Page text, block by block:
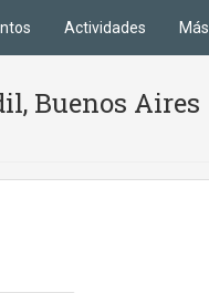
Actividades Más
Buenos Aires